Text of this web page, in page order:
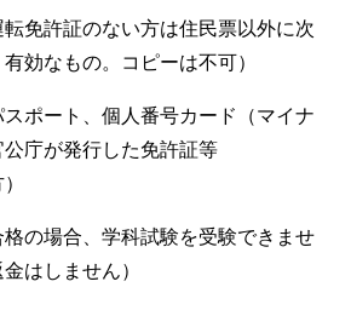
転免許証のない方は住民票以外に次
効なもの。コピーは不可）
ポート、個人番号カード（マイナ
庁が発行した免許証等
の場合、学科試験を受験できませ
はしません）